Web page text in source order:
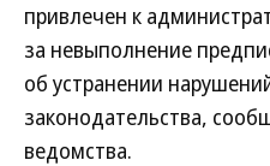
привлечен к
за невыполнение
об устранении
законодательства,
ведомства.